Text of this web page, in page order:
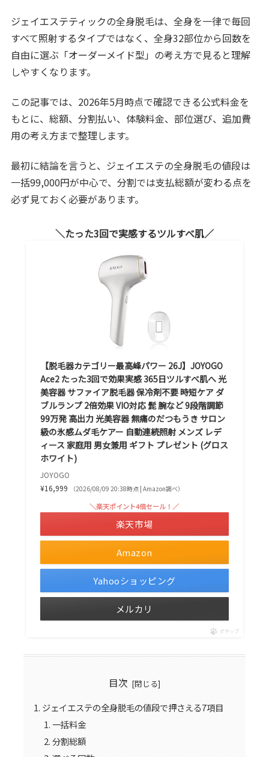
ジェイエステティックの全身脱毛は、全身を一律で毎回
すべて照射するタイプではなく、全身32部位から回数を
自由に選ぶ「オーダーメイド型」の考え方で見ると理解
しやすくなります。
この記事では、2026年5月時点で確認できる公式料金を
もとに、総額、分割払い、体験料金、部位選び、追加費
用の考え方まで整理します。
最初に結論を言うと、ジェイエステの全身脱毛の値段は
一括99,000円が中心で、分割では支払総額が変わる点を
必ず見ておく必要があります。
たった3回で実感するツルすべ肌
【脱毛器カテゴリー最高峰パワー 26J】JOYOGO
Ace2 たった3回で効果実感 365日ツルすべ肌へ 光
美容器 サファイア脱毛器 保冷剤不要 時短ケア ダ
ブルランプ 2倍効果 VIO対応 髭 腕など 9段階調節
99万発 高出力 光美容器 無痛のだつもうき サロン
級の氷感ムダ毛ケアー 自動連続照射 メンズ レデ
ィース 家庭用 男女兼用 ギフト プレゼント (グロス
ホワイト)
JOYOGO
¥16,999
（2026/08/09 20:38時点 | Amazon調べ）
Amazon
＼楽天ポイント4倍セール！／
楽天市場
Yahooショッピング
メルカリ
ポチップ
目次
ジェイエステの全身脱毛の値段で押さえる7項目
一括料金
分割総額